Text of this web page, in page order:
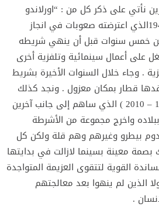
نأتي على ذكر كل من : “اورلاندو
فرتونا” من مواليد سنة 1946الذي اعترضته صعوبات في انجاز
خمس سنوات قبل أن ينهي شريطه
على أعمال سينمائية وتلفزية أخرى
. وجاء خلال السنوات الأخيرة بشريط
قطار بمكان معزول . ونجد كذلك
“رو دورات دو كفالو” (1941 – 2010 ) الذي ساهم إلى جانب آخرين
واخرج مجموعة من الأشرطة
بيطرو وغيرهم وهم قلة ولكن كل
معينة بسينما لازالت في بدايتها
القوية لتتقوى العزيمة المتواجدة
الذين لم ينهوا بعد معالجتهم
.